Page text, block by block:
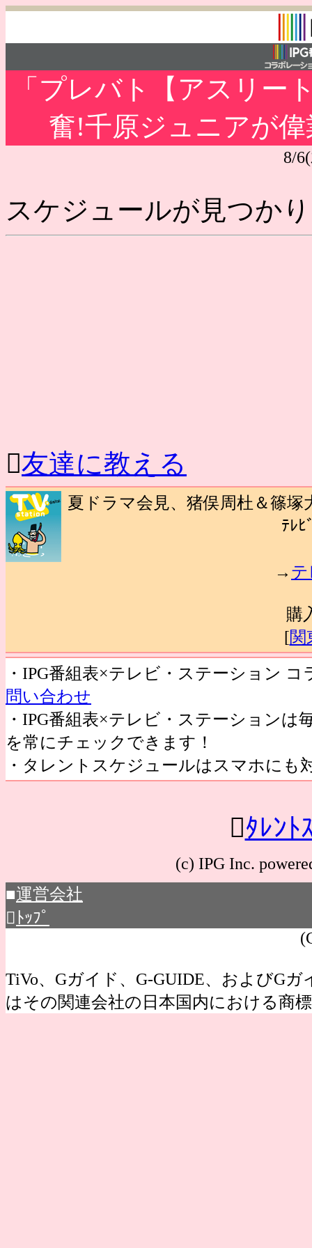
「プレバト【アスリ
奮!千原ジュニアが
8/
スケジュールが見つか
友達に教える
夏ドラマ会見、猪俣周杜＆篠塚
ﾃﾚﾋ
→
購
[関
・IPG番組表×テレビ・ステーション
問い合わせ
・IPG番組表×テレビ・ステーション
を常にチェックできます！
・タレントスケジュールはスマホにも
ﾀﾚﾝﾄ
(c) IPG Inc.
■運営会社
 ﾄｯﾌﾟ
TiVo、Gガイド、G-GUIDE、およびG
はその関連会社の日本国内における商